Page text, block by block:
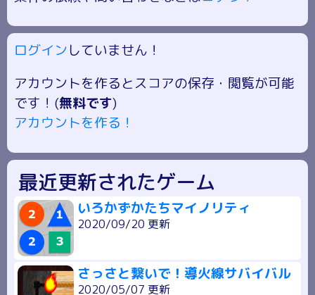
ログインしていません！
アカウントを作るとスコアの保存・閲覧が可能
です！(無料です)
アカウントを作る！
最近更新されたゲーム
いろかずかたちマイノリティ
2020/09/20 更新
さっさと繋いで！導火線サバイバル
2020/05/07 更新